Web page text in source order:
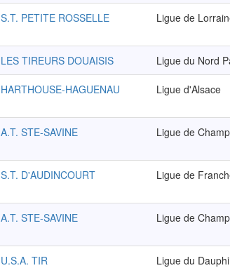
S.T. PETITE ROSSELLE Ligue de
LES TIREURS DOUAISIS Ligue du Nord
HARTHOUSE-HAGUENAU Ligue d'Alsace
A.T. STE-SAVINE Ligue de
S.T. D'AUDINCOURT Ligue de
A.T. STE-SAVINE Ligue de
U.S.A. TIR Ligue du